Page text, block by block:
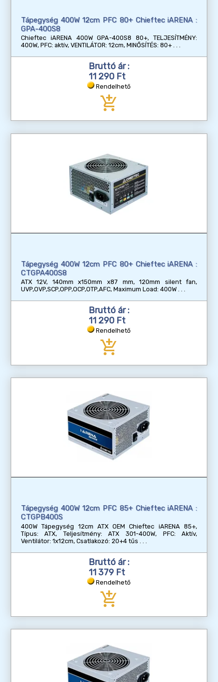
Tápegység 400W 12cm PFC 80+ Chieftec iARENA :
GPA-400S8
Chieftec iARENA 400W GPA-400S8 80+, TELJESÍTMÉNY:
400W, PFC: aktív, VENTILÁTOR: 12cm, MINŐSÍTÉS: 80+
Bruttó ár :
11 290 Ft
Rendelhető
add_shopping_cart
Tápegység 400W 12cm PFC 80+ Chieftec iARENA :
CTGPA400S8
ATX 12V, 140mm x150mm x87 mm, 120mm silent fan,
UVP,OVP,SCP,OPP,OCP,OTP,AFC, Maximum Load: 400W
Bruttó ár :
11 290 Ft
Rendelhető
add_shopping_cart
Tápegység 400W 12cm PFC 85+ Chieftec iARENA :
CTGPB400S
400W Tápegység 12cm ATX OEM Chieftec iARENA 85+,
Típus: ATX, Teljesítmény: ATX 301-400W, PFC: Aktív,
Ventilátor: 1x12cm, Csatlakozó: 20+4 tűs
Bruttó ár :
11 379 Ft
Rendelhető
add_shopping_cart